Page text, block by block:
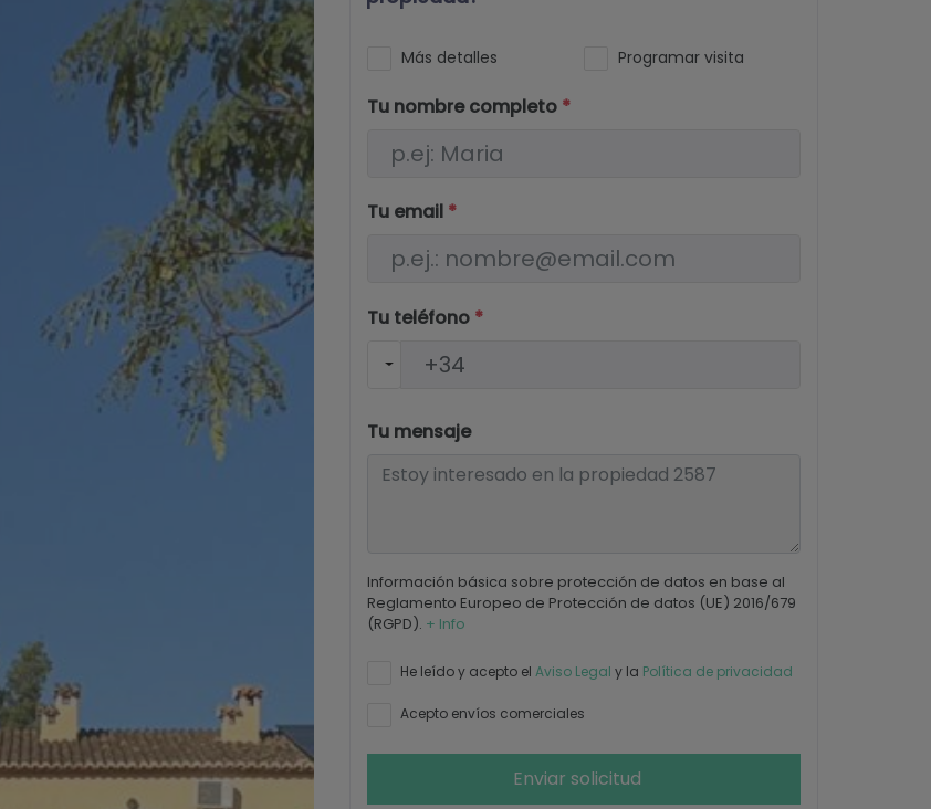
Más detalles Programar visita
Tu nombre completo *
Tu email *
Tu teléfono *
Tu mensaje
Información básica sobre protección de datos en base al
Reglamento Europeo de Protección de datos (UE) 2016/679
(RGPD). + Info
He leído y acepto el Aviso Legal y la Política de privacidad
Acepto envíos comerciales
Enviar solicitud